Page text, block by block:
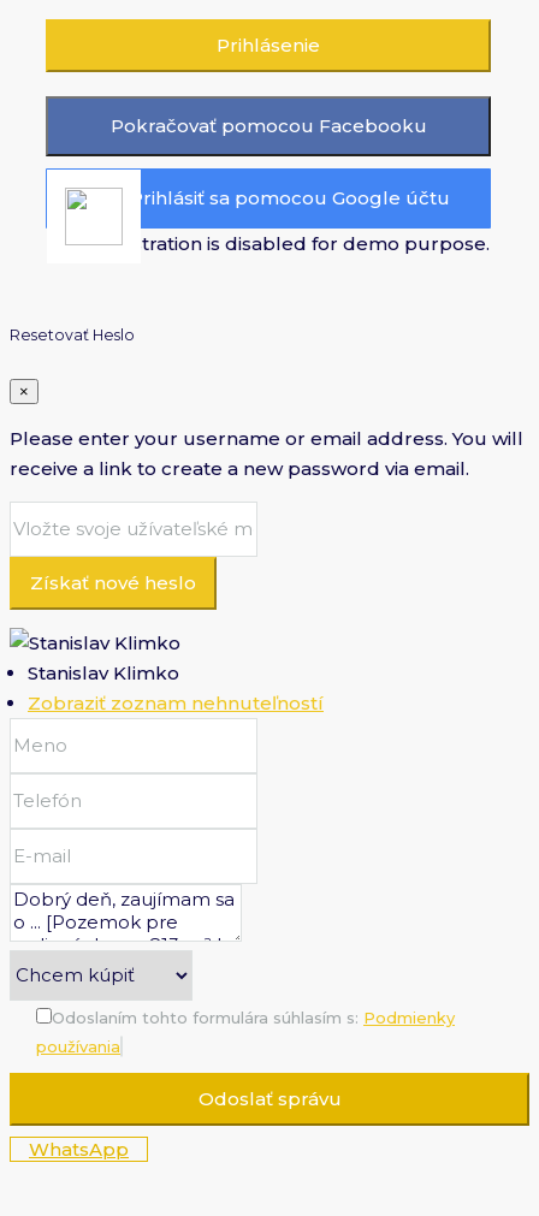
Prihlásenie
Pokračovať pomocou Facebooku
Prihlásiť sa pomocou Google účtu
User registration is disabled for demo purpose.
Resetovať Heslo
×
Please enter your username or email address. You will
receive a link to create a new password via email.
Získať nové heslo
Stanislav Klimko
Zobraziť zoznam nehnuteľností
Odoslaním tohto formulára súhlasím s: Podmienky
používania
Odoslať správu
WhatsApp